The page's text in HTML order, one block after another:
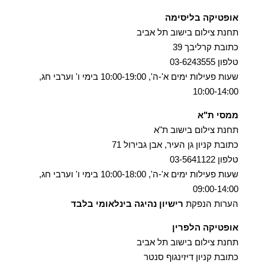
אופטיקה בליסימה
תחנת צילום בישוב תל אביב
כתובת קרליבך 39
טלפון 03-6243555
שעות פעילות ימים א'-ה', 10:00-19:00 בימי ו' וערבי חג,
10:00-14:00
ממסי ת"א
תחנת צילום בישוב ת"א
כתובת קניון גן העיר, אבן גבירול 71
טלפון 03-5641122
שעות פעילות ימים א'-ה', 10:00-18:00 בימי ו' וערבי חג,
09:00-14:00
הערות הנפקת רישיון נהיגה בינלאומי בלבד
אופטיקה הלפרין
תחנת צילום בישוב תל אביב
כתובת קניון דיזינגוף סנטר